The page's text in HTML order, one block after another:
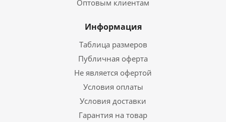
Оптовым клиентам
Информация
Таблица размеров
Публичная оферта
Не является офертой
Условия оплаты
Условия доставки
Гарантия на товар